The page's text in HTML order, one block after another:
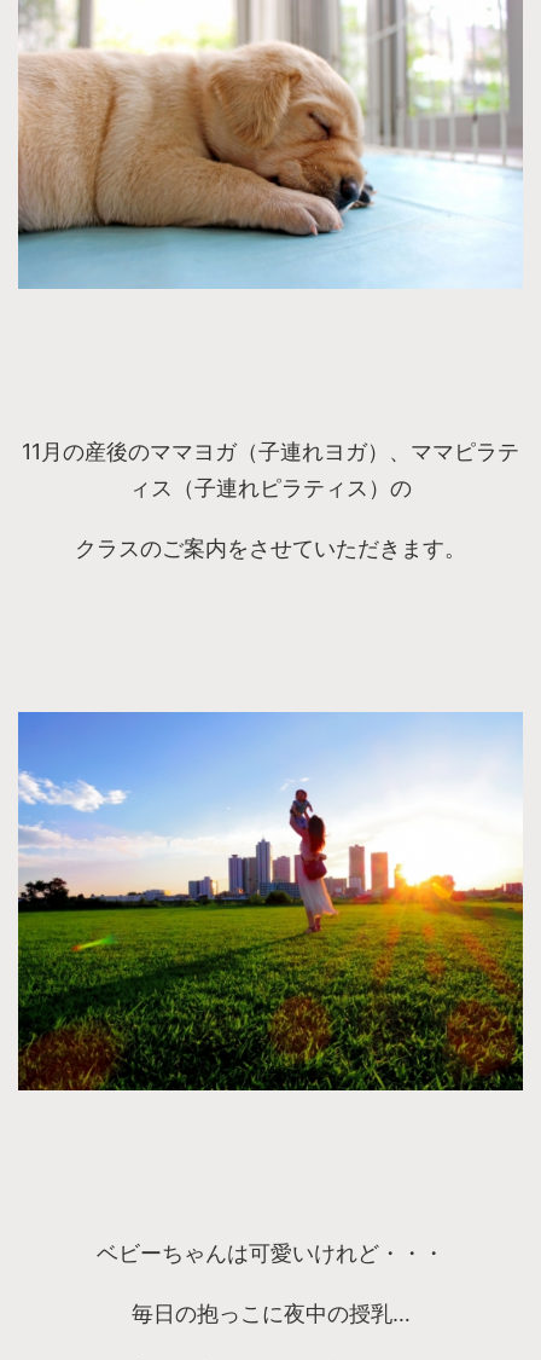
11月の産後のママヨガ（子連れヨガ）、ママピラテ
ィス（子連れピラティス）の
クラスのご案内をさせていただきます。
ベビーちゃんは可愛いけれど・・・
毎日の抱っこに夜中の授乳…